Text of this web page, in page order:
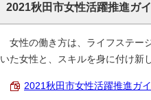
2021秋田市女性活躍推進ガ
女性の働き方は、ライフステー
いた女性と、スキルを身に付け新
2021秋田市女性活躍推進ガ